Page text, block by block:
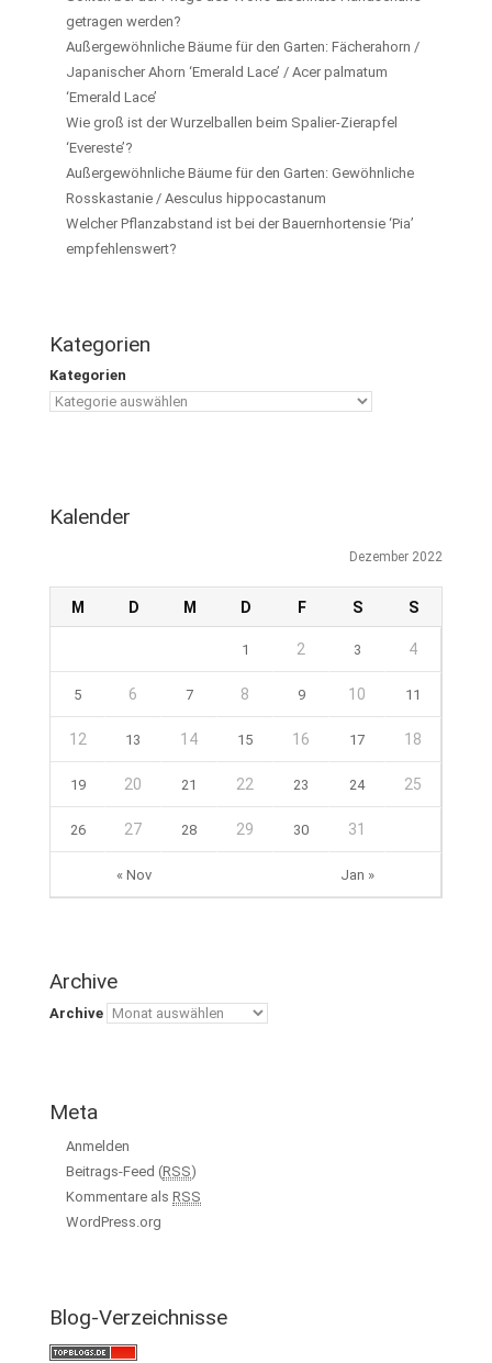
getragen werden?
Außergewöhnliche Bäume für den Garten: Fächerahorn /
Japanischer Ahorn ‘Emerald Lace’ / Acer palmatum
‘Emerald Lace’
Wie groß ist der Wurzelballen beim Spalier-Zierapfel
‘Evereste’?
Außergewöhnliche Bäume für den Garten: Gewöhnliche
Rosskastanie / Aesculus hippocastanum
Welcher Pflanzabstand ist bei der Bauernhortensie ‘Pia’
empfehlenswert?
Kategorien
Kategorien
Kalender
Dezember 2022
M D M D F S S
« Nov Jan »
1 2 3 4
5 6 7 8 9 10 11
12 13 14 15 16 17 18
19 20 21 22 23 24 25
26 27 28 29 30 31
Archive
Archive
Meta
Anmelden
Beitrags-Feed (RSS)
Kommentare als RSS
WordPress.org
Blog-Verzeichnisse